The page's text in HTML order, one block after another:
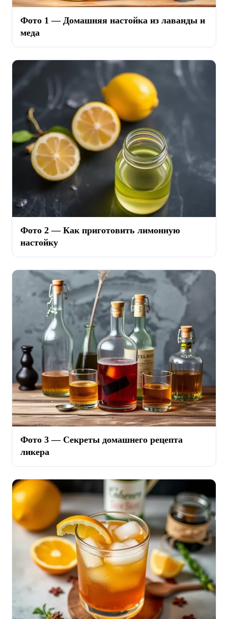
Фото 1 — Домашняя настойка из лаванды и
меда
Фото 2 — Как приготовить лимонную
настойку
Фото 3 — Секреты домашнего рецепта
ликера